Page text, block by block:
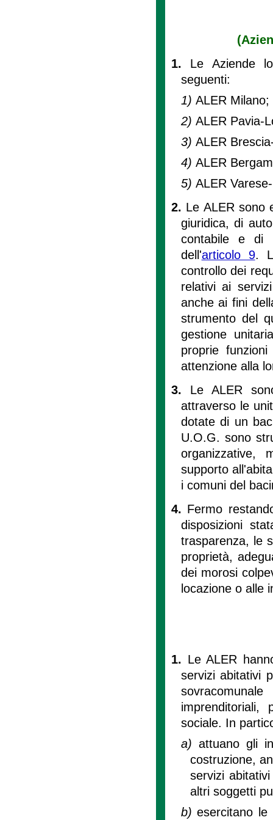
1. Le Aziende
seguenti:
1) ALER Milano;
2) ALER Pavia-
3) ALER
4) ALER
5) ALER
2. Le ALER sono
giuridica, di
contabile e di
dell'articolo 9.
controllo dei
relativi ai
anche ai fini
strumento del
gestione
proprie
attenzione alla
3. Le ALER
attraverso le
dotate di un
U.O.G. sono
organizzative,
supporto
i comuni del
4. Fermo
disposizioni
trasparenza, le
proprietà,
dei morosi
locazione o alle
1. Le ALER
servizi abitativi
imprenditoriali,
sociale. In
a) attuano gli
costruzione,
servizi
altri soggetti
b)esercitano le